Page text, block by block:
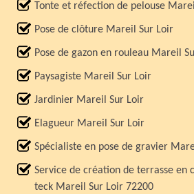
Tonte et réfection de pelouse
Pose de clôture Mareil Sur Loir
Pose de gazon en rouleau Mareil
Paysagiste Mareil Sur Loir
Jardinier Mareil Sur Loir
Elagueur Mareil Sur Loir
Spécialiste en pose de gravier
Service de création de terrasse en
teck Mareil Sur Loir 72200